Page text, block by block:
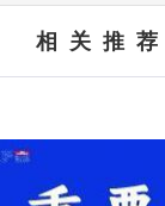
相 关 推 荐